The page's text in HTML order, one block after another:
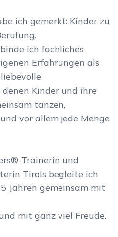
ich gemerkt: Kinder zu
ich fachliches
Erfahrungen als
Kinder und ihre
tanzen,
vor allem jede Menge
Trainerin und
Tirols begleite ich
Jahren gemeinsam mit
mit ganz viel Freude.